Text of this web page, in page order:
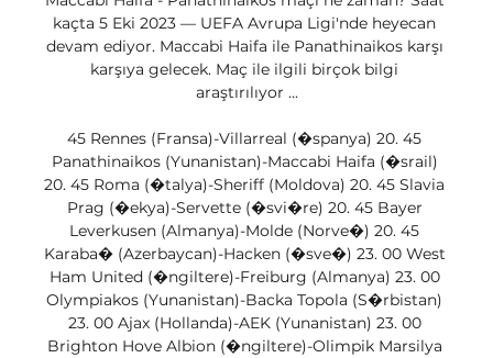
kaçta 5 Eki 2023 — UEFA Avrupa Ligi'nde heyecan
devam ediyor. Maccabi Haifa ile Panathinaikos karşı
karşıya gelecek. Maç ile ilgili birçok bilgi
araştırılıyor ...
45 Rennes (Fransa)-Villarreal (�spanya) 20. 45
Panathinaikos (Yunanistan)-Maccabi Haifa (�srail)
20. 45 Roma (�talya)-Sheriff (Moldova) 20. 45 Slavia
Prag (�ekya)-Servette (�svi�re) 20. 45 Bayer
Leverkusen (Almanya)-Molde (Norve�) 20. 45
Karaba� (Azerbaycan)-Hacken (�sve�) 23. 00 West
Ham United (�ngiltere)-Freiburg (Almanya) 23. 00
Olympiakos (Yunanistan)-Backa Topola (S�rbistan)
23. 00 Ajax (Hollanda)-AEK (Yunanistan) 23. 00
Brighton Hove Albion (�ngiltere)-Olimpik Marsilya